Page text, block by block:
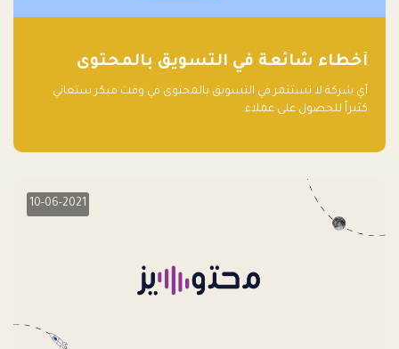
أخطاء شائعة في التسويق بالمحتوى
أي شركة لا تستثمر في التسويق بالمحتوى في وقت مبكر ستعاني
كثيراً للحصول على عملاء.
10-06-2021